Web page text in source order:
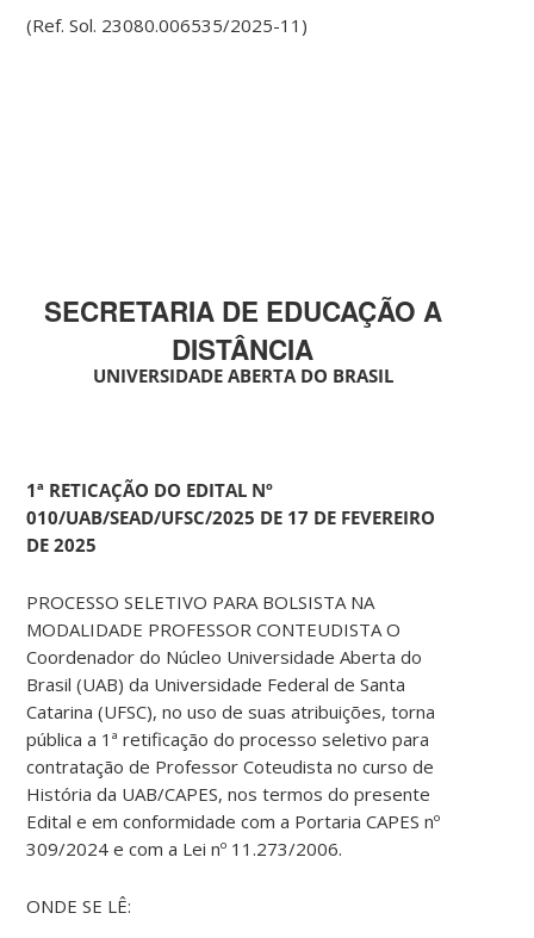
(Ref. Sol. 23080.006535/2025-11)
SECRETARIA DE EDUCAÇÃO A
DISTÂNCIA
UNIVERSIDADE ABERTA DO BRASIL
1ª RETICAÇÃO DO EDITAL Nº
010/UAB/SEAD/UFSC/2025 DE 17 DE FEVEREIRO
DE 2025
PROCESSO SELETIVO PARA BOLSISTA NA
MODALIDADE PROFESSOR CONTEUDISTA O
Coordenador do Núcleo Universidade Aberta do
Brasil (UAB) da Universidade Federal de Santa
Catarina (UFSC), no uso de suas atribuições, torna
pública a 1ª retificação do processo seletivo para
contratação de Professor Coteudista no curso de
História da UAB/CAPES, nos termos do presente
Edital e em conformidade com a Portaria CAPES nº
309/2024 e com a Lei nº 11.273/2006.
ONDE SE LÊ: